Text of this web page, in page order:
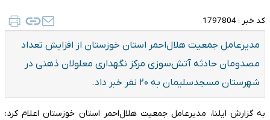
کد خبر : 1797804
مدیرعامل جمعیت هلال‌احمر استان خوزستان از افزایش تعداد
مصدومان حادثه آتش‌سوزی مرکز نگهداری معلولان ذهنی در
شهرستان مسجدسلیمان به ۲۰ نفر خبر داد.
به گزارش ایلنا، مدیرعامل جمعیت هلال‌احمر استان خوزستان اعلام کرد: